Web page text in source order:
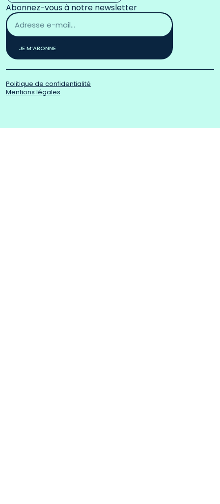
Abonnez-vous à notre newsletter
Adresse
email
*
JE M’ABONNE
Politique de confidentialité
Mentions légales